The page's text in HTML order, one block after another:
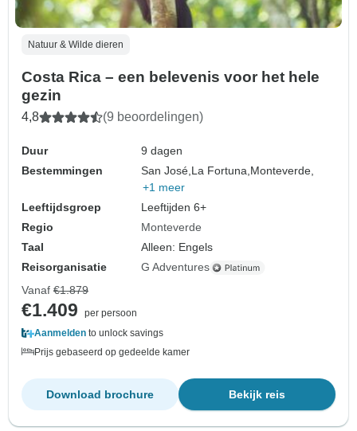
Natuur & Wilde dieren
Costa Rica – een belevenis voor het hele
gezin
4,8 (9 beoordelingen)
Duur
9 dagen
Bestemmingen
San José, La Fortuna, Monteverde,
+1 meer
Leeftijdsgroep
Leeftijden 6+
Regio
Monteverde
Taal
Alleen: Engels
Reisorganisatie
G Adventures
Vanaf €1.879
€1.409
per persoon
Aanmelden to unlock savings
Prijs gebaseerd op gedeelde kamer
Bekijk reis
Download brochure